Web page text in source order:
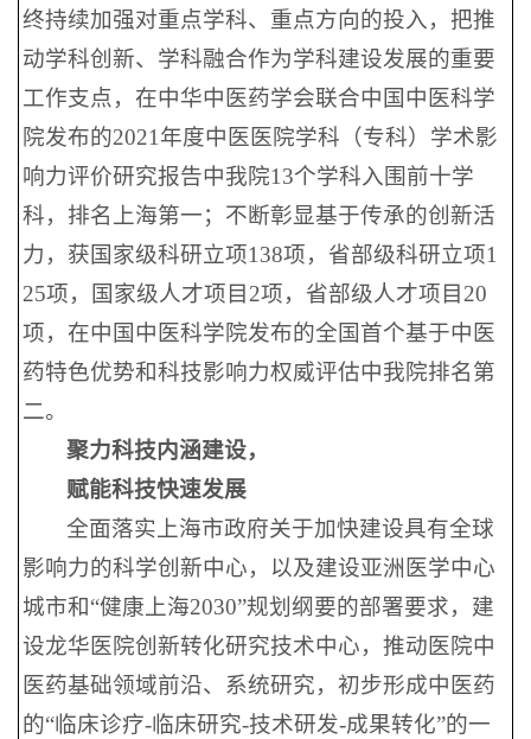
终持续加强对重点学科、重点方向的投入，把推
动学科创新、学科融合作为学科建设发展的重要
工作支点，在中华中医药学会联合中国中医科学
院发布的2021年度中医医院学科（专科）学术影
响力评价研究报告中我院13个学科入围前十学
科，排名上海第一；不断彰显基于传承的创新活
力，获国家级科研立项138项，省部级科研立项1
25项，国家级人才项目2项，省部级人才项目20
项，在中国中医科学院发布的全国首个基于中医
药特色优势和科技影响力权威评估中我院排名第
二。
聚力科技内涵建设，
赋能科技快速发展
全面落实上海市政府关于加快建设具有全球
影响力的科学创新中心，以及建设亚洲医学中心
城市和“健康上海2030”规划纲要的部署要求，建
设龙华医院创新转化研究技术中心，推动医院中
医药基础领域前沿、系统研究，初步形成中医药
的“临床诊疗-临床研究-技术研发-成果转化”的一